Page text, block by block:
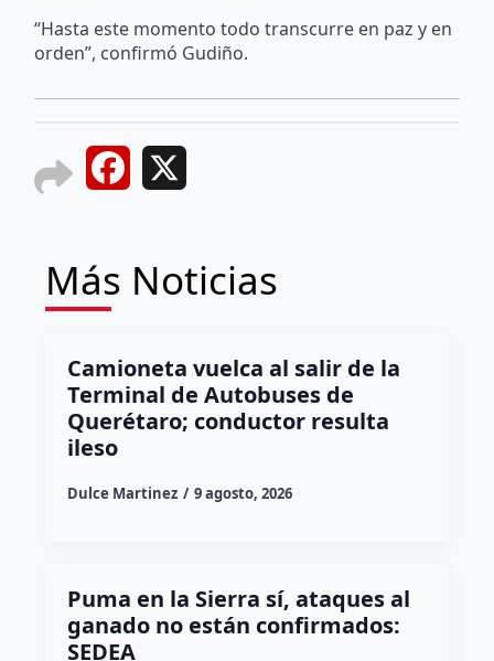
“Hasta este momento todo transcurre en paz y en
orden”, confirmó Gudiño.
Facebook
Más Noticias
Camioneta vuelca al salir de la
Terminal de Autobuses de
Querétaro; conductor resulta
ileso
Dulce Martinez 9 agosto, 2026
Puma en la Sierra sí, ataques al
ganado no están confirmados:
SEDEA